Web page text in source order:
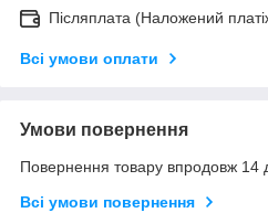
Післяплата (Наложений
Всі умови оплати
Умови повернення
Повернення товару впродовж 14
Всі умови повернення